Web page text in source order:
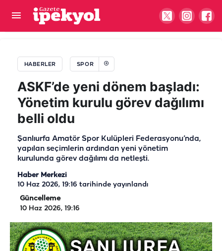
HABERLER SPOR
ASKF’de yeni dönem başladı:
Yönetim kurulu görev dağılımı
belli oldu
Şanlıurfa Amatör Spor Kulüpleri Federasyonu’nda,
yapılan seçimlerin ardından yeni yönetim
kurulunda görev dağılımı da netleşti.
Haber Merkezi
10 Haz 2026, 19:16 tarihinde yayınlandı
Güncelleme
10 Haz 2026, 19:16
Şanlıurfa'da spor aktiviteleri karanlığa kaldı...